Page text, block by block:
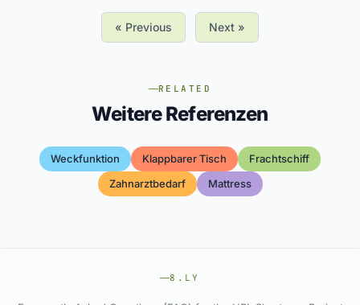
« Previous Next »
RELATED
Weitere Referenzen
Weckfunktion Klappbarer Tisch
Frachtschiff
Zahnarztbedarf
Mattress
8.LY